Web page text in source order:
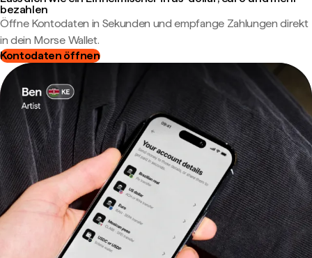
bezahlen
Öffne Kontodaten in Sekunden und empfange Zahlungen direkt
in dein Morse Wallet.
Kontodaten öffnen